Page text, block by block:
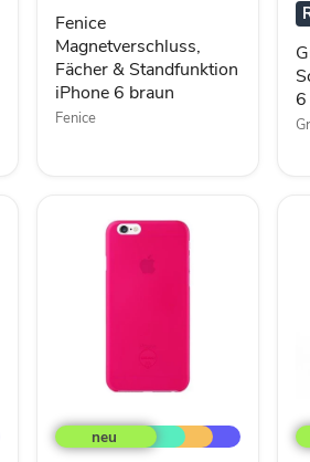
6
braun
Fenice
Magnetverschluss,
Fächer & Standfunktion
iPhone 6 braun
Fenice
OC555PK
0.3